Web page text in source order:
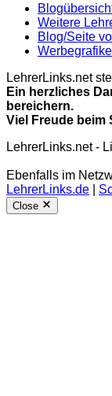
Weitere
Blog/Seite
LehrerLinks.net
Ein herzliches
bereichern.
Viel Freude beim
LehrerLinks.net -
Ebenfalls im
LehrerLinks.de
Close